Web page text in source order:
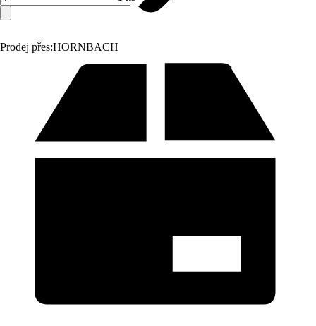
Prodej přes:HORNBACH